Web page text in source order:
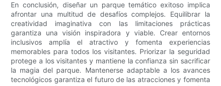
En conclusión, diseñar un parque temático exitoso implica
afrontar una multitud de desafíos complejos. Equilibrar la
creatividad imaginativa con las limitaciones prácticas
garantiza una visión inspiradora y viable. Crear entornos
inclusivos amplía el atractivo y fomenta experiencias
memorables para todos los visitantes. Priorizar la seguridad
protege a los visitantes y mantiene la confianza sin sacrificar
la magia del parque. Mantenerse adaptable a los avances
tecnológicos garantiza el futuro de las atracciones y fomenta